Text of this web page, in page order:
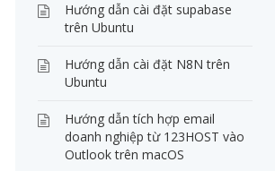
Hướng dẫn cài đặt supabase
trên Ubuntu
Hướng dẫn cài đặt N8N trên
Ubuntu
Hướng dẫn tích hợp email
doanh nghiệp từ 123HOST vào
Outlook trên macOS